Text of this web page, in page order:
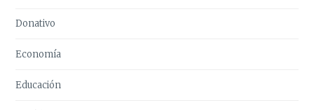
Donativo
Economía
Educación